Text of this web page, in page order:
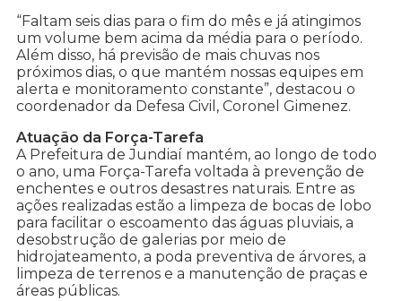
“Faltam seis dias para o fim do mês e já atingimos
um volume bem acima da média para o período.
Além disso, há previsão de mais chuvas nos
próximos dias, o que mantém nossas equipes em
alerta e monitoramento constante”, destacou o
coordenador da Defesa Civil, Coronel Gimenez.
Atuação da Força-Tarefa
A Prefeitura de Jundiaí mantém, ao longo de todo
o ano, uma Força-Tarefa voltada à prevenção de
enchentes e outros desastres naturais. Entre as
ações realizadas estão a limpeza de bocas de lobo
para facilitar o escoamento das águas pluviais, a
desobstrução de galerias por meio de
hidrojateamento, a poda preventiva de árvores, a
limpeza de terrenos e a manutenção de praças e
áreas públicas.